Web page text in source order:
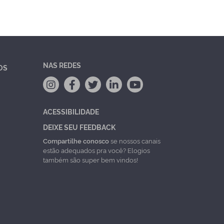
NAS REDES
ACESSIBILIDADE
DEIXE SEU FEEDBACK
Compartilhe conoscose nossos canais
estão adequados pra você? Elogios
também são super bem vindos!